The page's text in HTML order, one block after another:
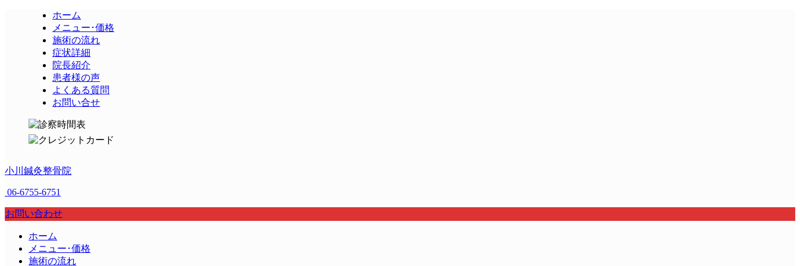
ホーム
メニュー･価格
施術の流れ
症状詳細
院長紹介
患者様の声
よくある質問
お問い合せ
小川鍼灸整骨院
06-6755-6751
お問い合わせ
ホーム
メニュー･価格
施術の流れ